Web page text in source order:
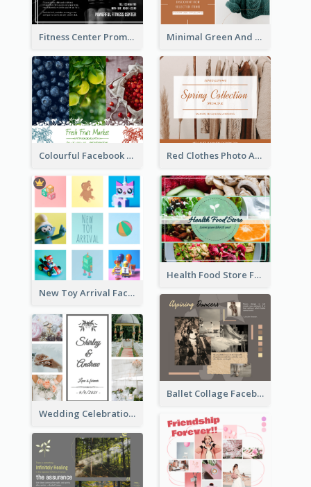
Fitness Center Promotional Facebook Post With Details Minimal Green And Orange Sale Facebook Post
Colourful Facebook Post About Fruit Market With Photos Red Clothes Photo Apparel Sale Facebook Post
New Toy Arrival Facebook Post
Health Food Store Facebook Post
Ballet Collage Facebook Post
Wedding Celebration Facebook Post